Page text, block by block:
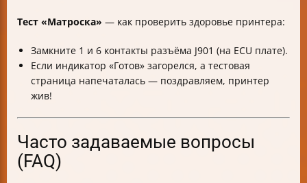
Тест «Матроска» — как проверить здоровье принтера:
Замкните 1 и 6 контакты разъёма J901 (на ECU плате).
Если индикатор «Готов» загорелся, а тестовая
страница напечаталась — поздравляем, принтер
жив!
Часто задаваемые вопросы
(FAQ)